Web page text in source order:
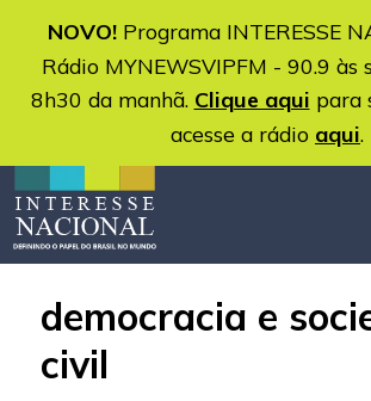
NOVO!Programa INTERESSE
Rádio MYNEWSVIPFM - 90.9 às
8h30 da manhã. Clique aqui para
acesse a rádio aqui.
democracia e
civil